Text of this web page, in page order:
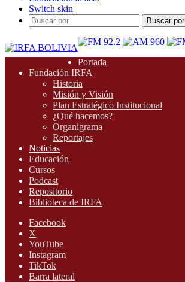
Switch skin
Buscar por
Portada
Fundación IRFA
Historia
Misión y Visión
Plan Estratégico Institucional
¿Qué hacemos?
Organigrama
Reportajes
Noticias
Educación
Cursos
Podcast
Repositorio
Biblioteca de IRFA
Facebook
X
YouTube
Instagram
TikTok
Barra lateral